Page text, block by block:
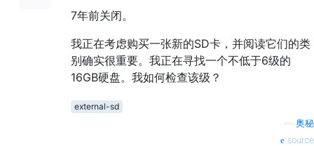
7年前关闭。
我正在考虑购买一张新的SD卡，并阅读它们的类
别确实很重要。我正在寻找一个不低于6级的
16GB硬盘。我如何检查该级？
external-sd
奥秘
source